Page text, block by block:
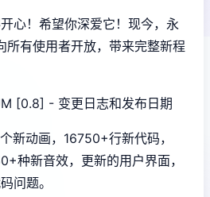
心！希望你深爱它！现今，永
所有使用者开放，带来完整新程
[0.8] - 变更日志和发布日期
新动画，16750+行新代码，
种新音效，更新的用户界面，
问题。